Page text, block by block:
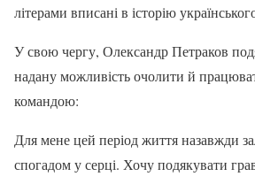
літерами вписані в історію
У свою чергу, Олександр Петраков
надану можливість очолити й
командою:
Для мене цей період життя назавжди
спогадом у серці. Хочу подякувати